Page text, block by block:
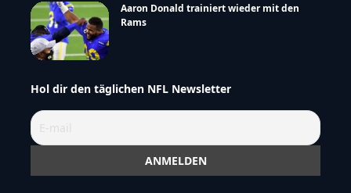
Aaron Donald trainiert wieder mit den
Rams
Hol dir den täglichen NFL Newsletter